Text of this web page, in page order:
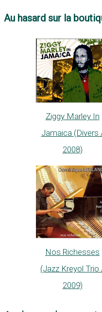
Au hasard sur la
Ziggy Marley In
Jamaica (Divers
2008)
Nos Richesses
(Jazz Kreyol Trio
2009)